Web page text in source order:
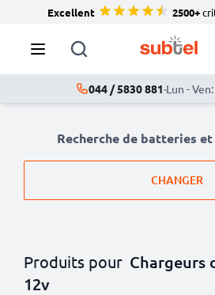
Excellent 2500+
044 / 5830 881·Lun -
Recherche de batteries
CHANGER
Produits pour Chargeurs
12v